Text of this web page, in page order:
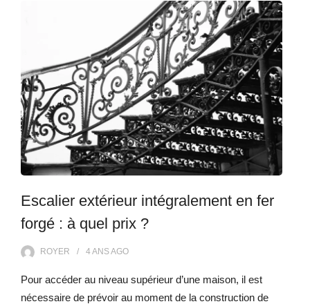
Escalier extérieur intégralement en fer
forgé : à quel prix ?
ROYER 4 ANSAGO
Pour accéder au niveau supérieur d’une maison, il est
nécessaire de prévoir au moment de la construction de